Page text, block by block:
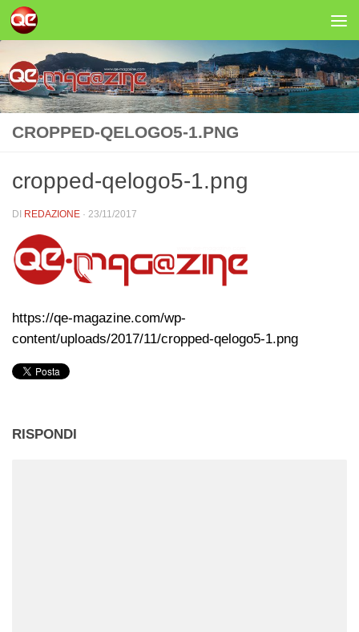
Salta al contenuto
CROPPED-QELOGO5-1.PNG
cropped-qelogo5-1.png
DI REDAZIONE · 23/11/2017
https://qe-magazine.com/wp-
content/uploads/2017/11/cropped-qelogo5-1.png
RISPONDI